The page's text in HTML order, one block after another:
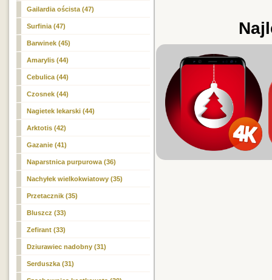
Gailardia oścista (47)
Surfinia (47)
Barwinek (45)
Amarylis (44)
Cebulica (44)
Czosnek (44)
Nagietek lekarski (44)
Arktotis (42)
Gazanie (41)
Naparstnica purpurowa (36)
Nachyłek wielkokwiatowy (35)
Przetacznik (35)
Bluszcz (33)
Zefirant (33)
Dziurawiec nadobny (31)
Serduszka (31)